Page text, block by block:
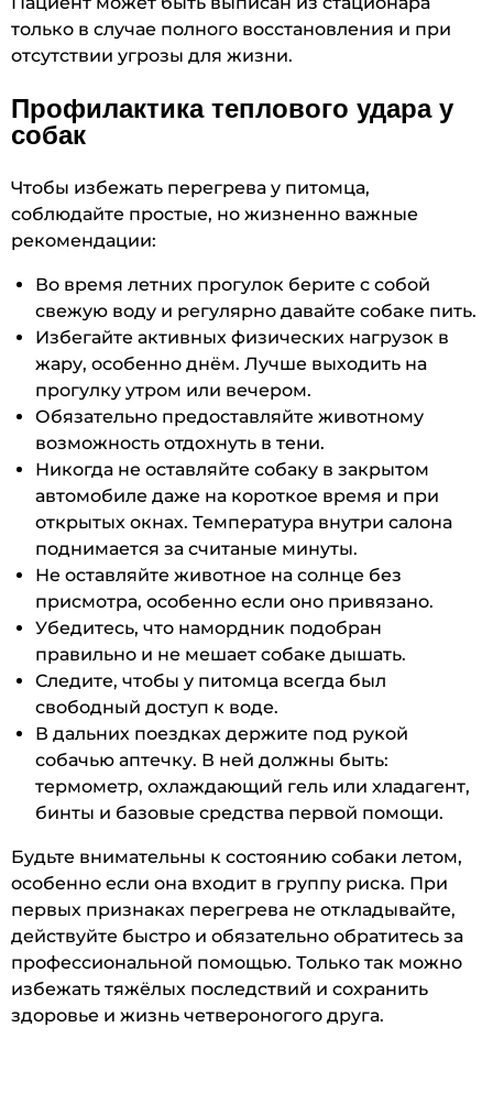
только в случае полного восстановления и при
отсутствии угрозы для жизни.
Профилактика теплового удара у
собак
Чтобы избежать перегрева у питомца,
соблюдайте простые, но жизненно важные
рекомендации:
Во время летних прогулок берите с собой
свежую воду и регулярно давайте собаке пить.
Избегайте активных физических нагрузок в
жару, особенно днём. Лучше выходить на
прогулку утром или вечером.
Обязательно предоставляйте животному
возможность отдохнуть в тени.
Никогда не оставляйте собаку в закрытом
автомобиле даже на короткое время и при
открытых окнах. Температура внутри салона
поднимается за считаные минуты.
Не оставляйте животное на солнце без
присмотра, особенно если оно привязано.
Убедитесь, что намордник подобран
правильно и не мешает собаке дышать.
Следите, чтобы у питомца всегда был
свободный доступ к воде.
В дальних поездках держите под рукой
собачью аптечку. В ней должны быть:
термометр, охлаждающий гель или хладагент,
бинты и базовые средства первой помощи.
Будьте внимательны к состоянию собаки летом,
особенно если она входит в группу риска. При
первых признаках перегрева не откладывайте,
действуйте быстро и обязательно обратитесь за
профессиональной помощью. Только так можно
избежать тяжёлых последствий и сохранить
здоровье и жизнь четвероногого друга.